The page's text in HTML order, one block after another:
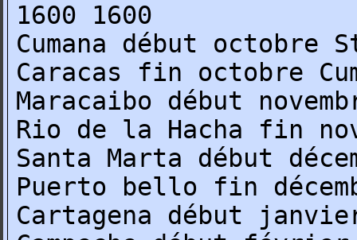
1600 1600
Cumana début octobre
Caracas fin octobre
Maracaibo début
Rio de la Hacha fin
Santa Marta début
Puerto bello fin
Cartagena début